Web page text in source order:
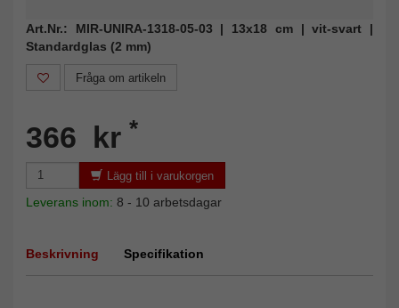
Art.Nr.: MIR-UNIRA-1318-05-03 | 13x18 cm | vit-svart |
Standardglas (2 mm)
Fråga om artikeln
366 kr *
Lägg till i varukorgen
Leverans inom: 8 - 10 arbetsdagar
Beskrivning Specifikation